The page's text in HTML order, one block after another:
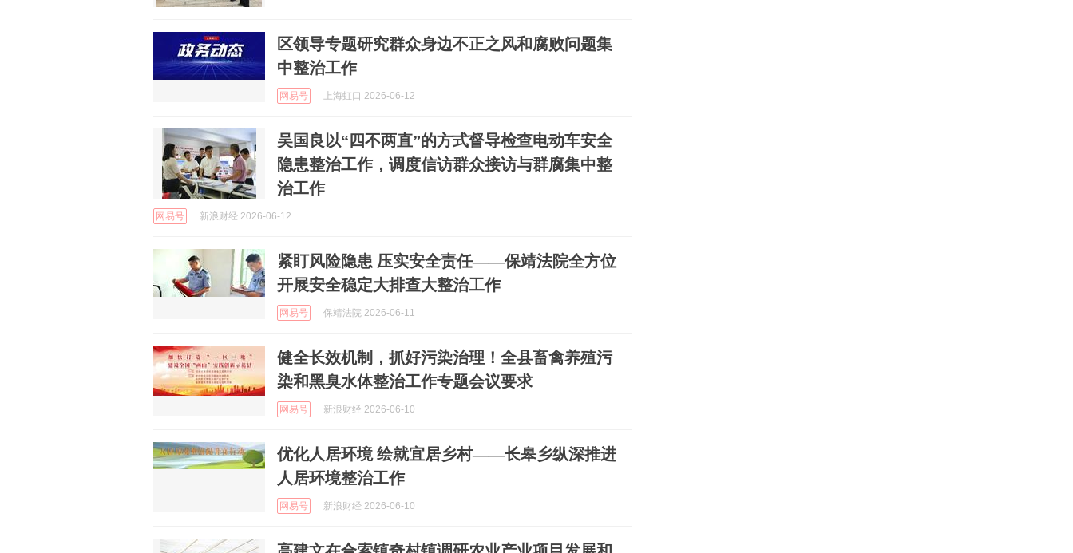
区领导专题研究群众身边不正之风和腐败问题集
中整治工作
网易号 上海虹口 2026-06-12
吴国良以“四不两直”的方式督导检查电动车安全
隐患整治工作，调度信访群众接访与群腐集中整
治工作
网易号 新浪财经 2026-06-12
紧盯风险隐患 压实安全责任——保靖法院全方位
开展安全稳定大排查大整治工作
网易号 保靖法院 2026-06-11
健全长效机制，抓好污染治理！全县畜禽养殖污
染和黑臭水体整治工作专题会议要求
网易号 新浪财经 2026-06-10
优化人居环境 绘就宜居乡村——长皋乡纵深推进
人居环境整治工作
网易号 新浪财经 2026-06-10